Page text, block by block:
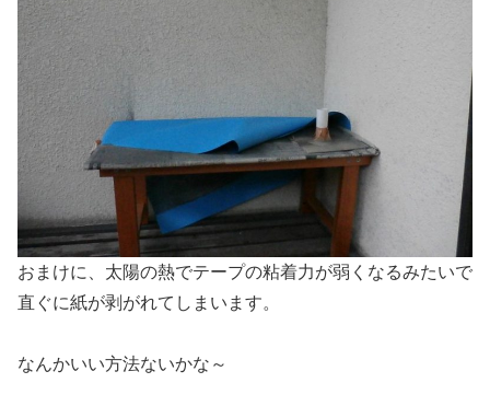
おまけに、太陽の熱でテープの粘着力が弱くなるみたいで
直ぐに紙が剥がれてしまいます。
なんかいい方法ないかな～